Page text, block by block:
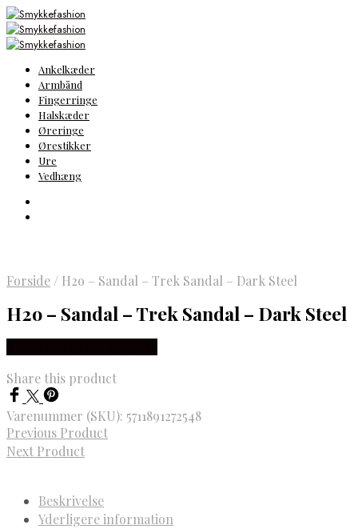
Ankelkæder
Armbånd
Fingerringe
Halskæder
Øreringe
Ørestikker
Ure
Vedhæng
Forside / H2o – Sandal – Trek Sandal – Dark Steel
H2o – Sandal – Trek Sandal – Dark Steel
Share this product
Varenummer (SKU): 5711891272548
Previous Product
Next Product
Beskrivelse
Yderligere information